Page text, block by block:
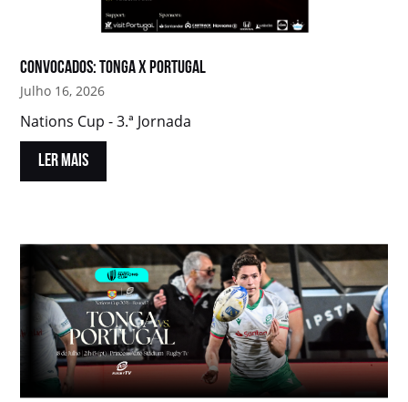
Convocados: Tonga x Portugal
Julho 16, 2026
Nations Cup - 3.ª Jornada
LER MAIS